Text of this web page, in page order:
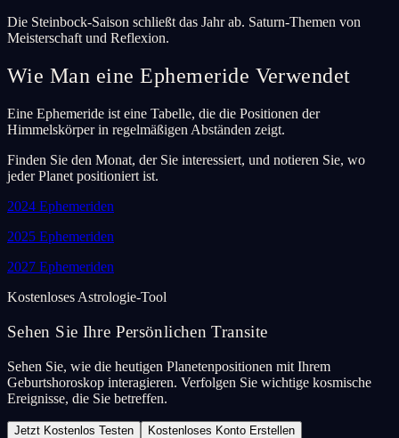
Die Steinbock-Saison schließt das Jahr ab. Saturn-Themen von
Meisterschaft und Reflexion.
Wie Man eine Ephemeride Verwendet
Eine Ephemeride ist eine Tabelle, die die Positionen der
Himmelskörper in regelmäßigen Abständen zeigt.
Finden Sie den Monat, der Sie interessiert, und notieren Sie, wo
jeder Planet positioniert ist.
2024 Ephemeriden
2025 Ephemeriden
2027 Ephemeriden
Kostenloses Astrologie-Tool
Sehen Sie Ihre Persönlichen Transite
Sehen Sie, wie die heutigen Planetenpositionen mit Ihrem
Geburtshoroskop interagieren. Verfolgen Sie wichtige kosmische
Ereignisse, die Sie betreffen.
Jetzt Kostenlos Testen Kostenloses Konto Erstellen